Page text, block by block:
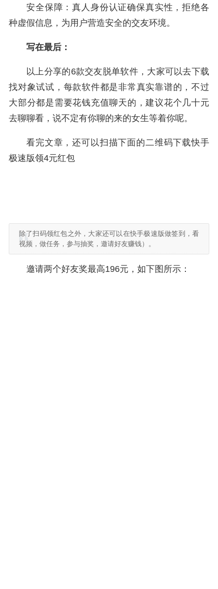
安全保障：真人身份认证确保真实性，拒绝各
种虚假信息，为用户营造安全的交友环境。
写在最后：
以上分享的6款交友脱单软件，大家可以去下载
找对象试试，每款软件都是非常真实靠谱的，不过
大部分都是需要花钱充值聊天的，建议花个几十元
去聊聊看，说不定有你聊的来的女生等着你呢。
看完文章，还可以扫描下面的二维码下载快手
极速版领4元红包
除了扫码领红包之外，大家还可以在快手极速版做签到，看
视频，做任务，参与抽奖，邀请好友赚钱）。
邀请两个好友奖最高196元，如下图所示：